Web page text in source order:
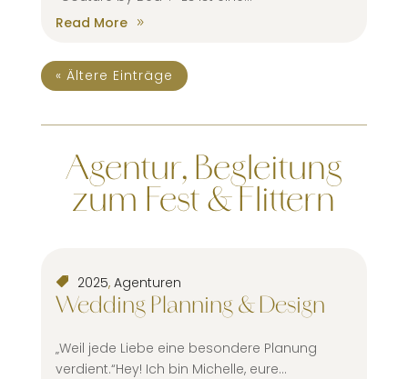
Read More
« Ältere Einträge
Agentur, Begleitung
zum Fest & Flittern
2025, Agenturen
Wedding Planning & Design
„Weil jede Liebe eine besondere Planung
verdient.“Hey! Ich bin Michelle, eure...